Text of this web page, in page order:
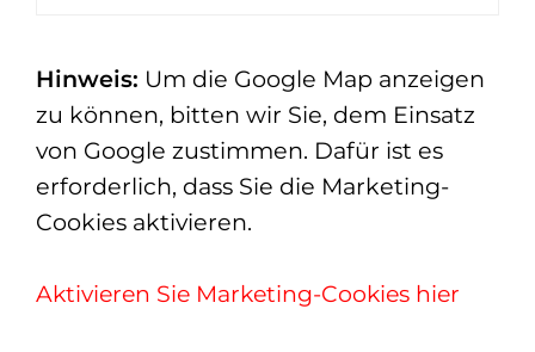
Hinweis: Um die Google Map anzeigen
zu können, bitten wir Sie, dem Einsatz
von Google zustimmen. Dafür ist es
erforderlich, dass Sie die Marketing-
Cookies aktivieren.
Aktivieren Sie Marketing-Cookies hier